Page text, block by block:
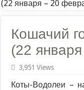
(22 января – 20
Кошачий
(22
3,951 Views
Коты-Водолеи –